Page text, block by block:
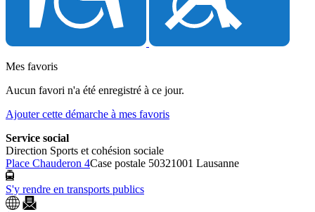
Mes favoris
Aucun favori n'a été enregistré à ce jour.
Ajouter cette démarche à mes favoris
Service social
Direction Sports et cohésion sociale
Place Chauderon 4Case postale 50321001 Lausanne
S'y rendre en transports publics